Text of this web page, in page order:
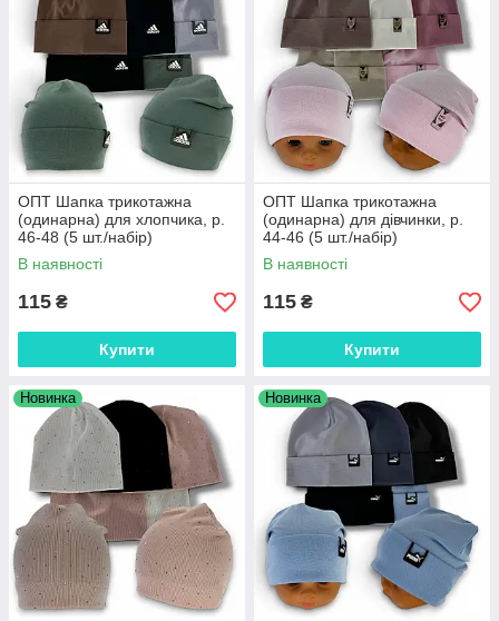
ОПТ Шапка трикотажна
(одинарна) для хлопчика, р.
46-48 (5 шт./набір)
В наявності
115 ₴
Купити
ОПТ Шапка трикотажна
(одинарна) для дівчинки, р.
44-46 (5 шт./набір)
В наявності
115 ₴
Купити
Новинка Новинка